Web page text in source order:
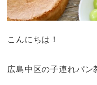
こんにちは！
広島中区の子連れパン